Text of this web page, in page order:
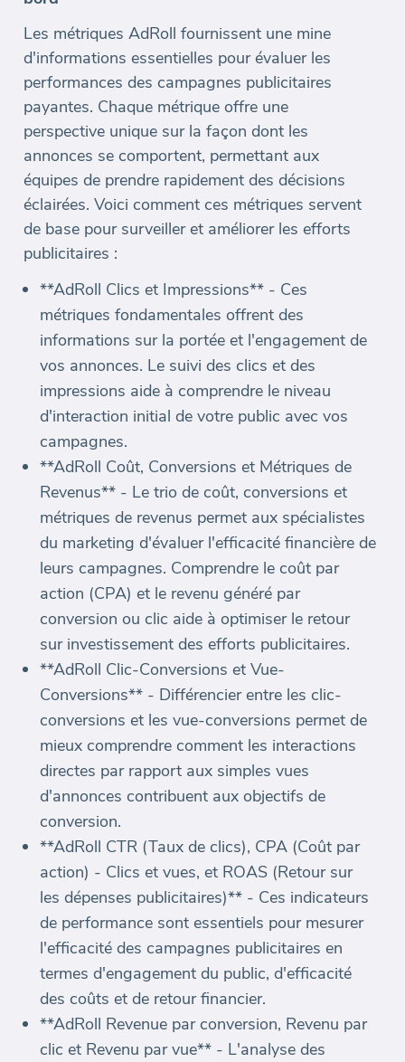
Les métriques AdRoll fournissent une mine
d'informations essentielles pour évaluer les
performances des campagnes publicitaires
payantes. Chaque métrique offre une
perspective unique sur la façon dont les
annonces se comportent, permettant aux
équipes de prendre rapidement des décisions
éclairées. Voici comment ces métriques servent
de base pour surveiller et améliorer les efforts
publicitaires :
**AdRoll Clics et Impressions** - Ces
métriques fondamentales offrent des
informations sur la portée et l'engagement de
vos annonces. Le suivi des clics et des
impressions aide à comprendre le niveau
d'interaction initial de votre public avec vos
campagnes.
**AdRoll Coût, Conversions et Métriques de
Revenus** - Le trio de coût, conversions et
métriques de revenus permet aux spécialistes
du marketing d'évaluer l'efficacité financière de
leurs campagnes. Comprendre le coût par
action (CPA) et le revenu généré par
conversion ou clic aide à optimiser le retour
sur investissement des efforts publicitaires.
**AdRoll Clic-Conversions et Vue-
Conversions** - Différencier entre les clic-
conversions et les vue-conversions permet de
mieux comprendre comment les interactions
directes par rapport aux simples vues
d'annonces contribuent aux objectifs de
conversion.
**AdRoll CTR (Taux de clics), CPA (Coût par
action) - Clics et vues, et ROAS (Retour sur
les dépenses publicitaires)** - Ces indicateurs
de performance sont essentiels pour mesurer
l'efficacité des campagnes publicitaires en
termes d'engagement du public, d'efficacité
des coûts et de retour financier.
**AdRoll Revenue par conversion, Revenu par
clic et Revenu par vue** - L'analyse des